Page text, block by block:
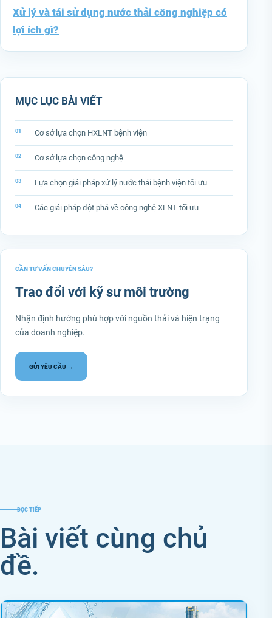
Xử lý và tái sử dụng nước thải công nghiệp có
lợi ích gì?
MỤC LỤC BÀI VIẾT
Cơ sở lựa chọn HXLNT bệnh viện
Cơ sở lựa chọn công nghệ
Lựa chọn giải pháp xử lý nước thải bệnh viện tối ưu
Các giải pháp đột phá về công nghệ XLNT tối ưu
CẦN TƯ VẤN CHUYÊN SÂU?
Trao đổi với kỹ sư môi trường
Nhận định hướng phù hợp với nguồn thải và hiện trạng
của doanh nghiệp.
GỬI YÊU CẦU →
ĐỌC TIẾP
Bài viết cùng chủ
đề.